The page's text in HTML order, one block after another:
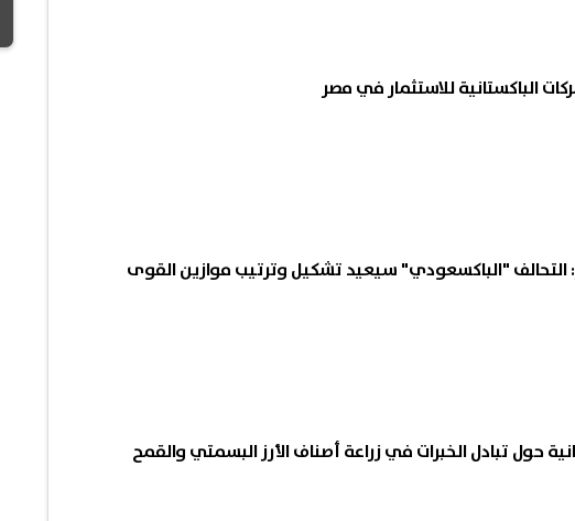
الباكستانية للاستثمار في مصر
التحالف "الباكسعودي" سيعيد تشكيل وترتيب موازين القوى
حول تبادل الخبرات في زراعة أصناف الأرز البسمتي والقمح